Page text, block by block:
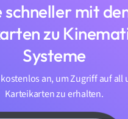
schneller mit
zu
Systeme
an, um Zugriff auf all
Karteikarten zu erhalten.